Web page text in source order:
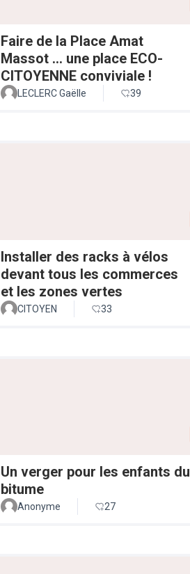
Faire de la Place Amat
Massot ... une place ECO-
CITOYENNE conviviale !
LECLERC Gaëlle 39
Installer des racks à vélos
devant tous les commerces
et les zones vertes
CITOYEN 33
Un verger pour les enfants du
bitume
Anonyme 27